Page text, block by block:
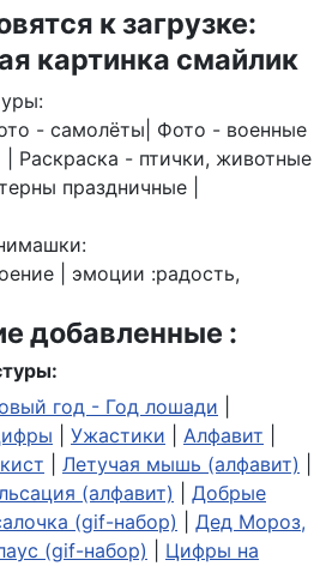
к загрузке:
- самолёты| Фото - военные
Раскраска - птички, животные
праздничные |
| эмоции :радость,
добавленные :
год - Год лошади
Ужастики Алфавит
Летучая мышь (алфавит)
(алфавит)
Добрые
(gif-набор)
Дед Мороз,
(gif-набор)
Цифры на